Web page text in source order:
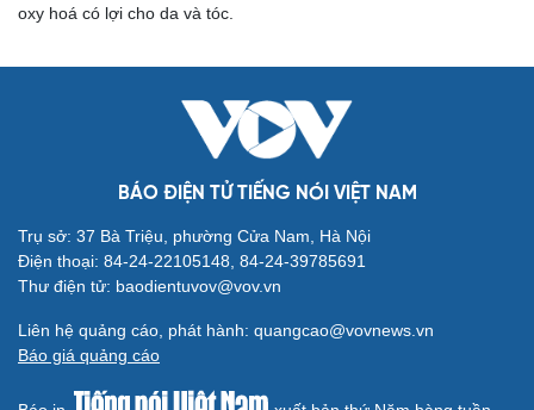
Cải chính
oxy hoá có lợi cho da và tóc.
BÁO ĐIỆN TỬ TIẾNG NÓI VIỆT NAM
Trụ sở: 37 Bà Triệu, phường Cửa Nam, Hà Nội
Điện thoại: 84-24-22105148, 84-24-39785691
Thư điện tử: baodientuvov@vov.vn
Liên hệ quảng cáo, phát hành: quangcao@vovnews.vn
Báo giá quảng cáo